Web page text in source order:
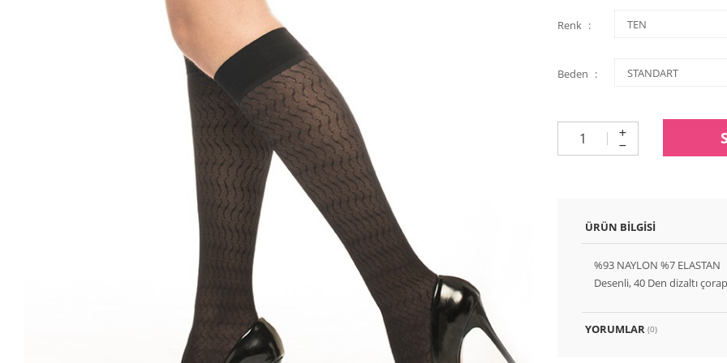
Renk
Beden
ÜRÜN BILGISI
%93 NAYLON %7 ELASTAN
Desenli, 40 Den dizaltı
YORUMLAR (0)